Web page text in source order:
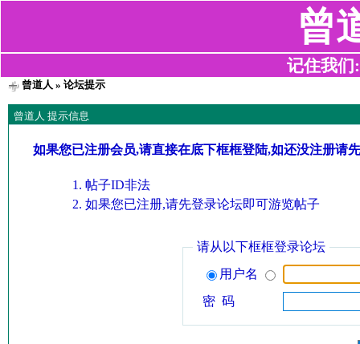
曾
记住我们
曾道人 » 论坛提示
曾道人 提示信息
如果您已注册会员,请直接在底下框框登陆,如还没注册请
帖子ID非法
如果您已注册,请先登录论坛即可游览帖子
请从以下框框登录论坛
用户名
密 码